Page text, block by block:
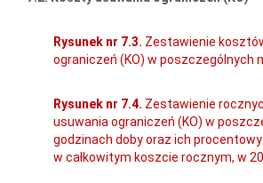
Rysunek nr 7.3. Zestawienie
ograniczeń (KO) w poszczególnych
Rysunek nr 7.4. Zestawienie
usuwania ograniczeń (KO) w
godzinach doby oraz ich procentowy
w całkowitym koszcie rocznym, w